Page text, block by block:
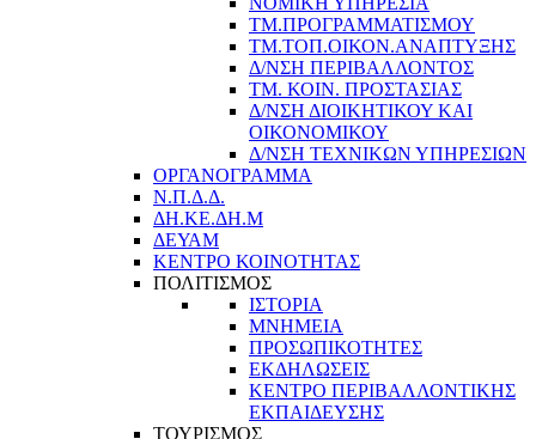
ΤΜ.ΠΡΟΓΡΑΜΜΑΤΙΣΜΟΥ
ΤΜ.ΤΟΠ.ΟΙΚΟΝ.ΑΝΑΠΤΥΞΗΣ
Δ/ΝΣΗ ΠΕΡΙΒΑΛΛΟΝΤΟΣ
ΤΜ. ΚΟΙΝ. ΠΡΟΣΤΑΣΙΑΣ
Δ/ΝΣΗ ΔΙΟΙΚΗΤΙΚΟΥ ΚΑΙ
ΟΙΚΟΝΟΜΙΚΟΥ
Δ/ΝΣΗ ΤΕΧΝΙΚΩΝ ΥΠΗΡΕΣΙΩΝ
ΟΡΓΑΝΟΓΡΑΜΜΑ
Ν.Π.Δ.Δ.
ΔΗ.ΚΕ.ΔΗ.Μ
ΔΕΥΑΜ
ΚΕΝΤΡΟ ΚΟΙΝΟΤΗΤΑΣ
ΠΟΛΙΤΙΣΜΟΣ
ΙΣΤΟΡΙΑ
ΜΝΗΜΕΙΑ
ΠΡΟΣΩΠΙΚΟΤΗΤΕΣ
ΕΚΔΗΛΩΣΕΙΣ
ΚΕΝΤΡΟ ΠΕΡΙΒΑΛΛΟΝΤΙΚΗΣ
ΕΚΠΑΙΔΕΥΣΗΣ
ΤΟΥΡΙΣΜΟΣ